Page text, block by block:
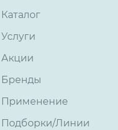
Каталог
Услуги
Акции
Бренды
Применение
Подборки/Линии